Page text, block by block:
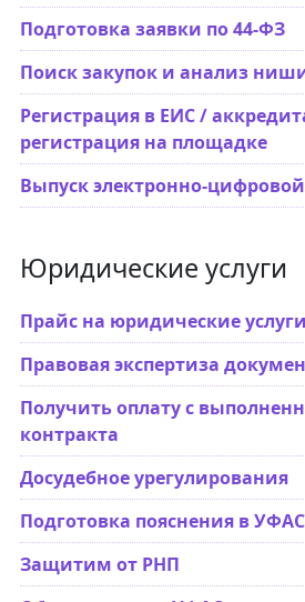
Подготовка заявки по 44-ФЗ
Поиск закупок и анализ
Регистрация в ЕИС /
регистрация на площадке
Выпуск электронно-
Юридические услуги
Прайс на юридические услуги
Правовая экспертиза
Получить оплату с
контракта
Досудебное урегулирования
Подготовка пояснения в УФАС
Защитим от РНП